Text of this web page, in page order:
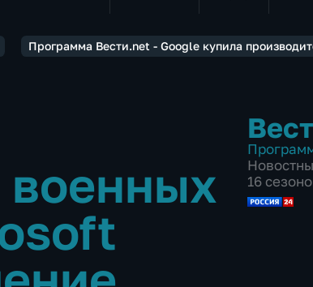
Программа Вести.net - Google купила
военных
16